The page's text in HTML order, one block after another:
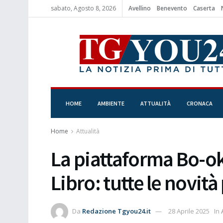
sabato, Agosto 8, 2026 Avellino Benevento Caserta
HOME AMBIENTE ATTUALITÀ CRONACA
Home Attualità
La piattaforma Bo-
Libro: tutte le
Da Redazione Tgyou24.it 28 Aprile 2025 In